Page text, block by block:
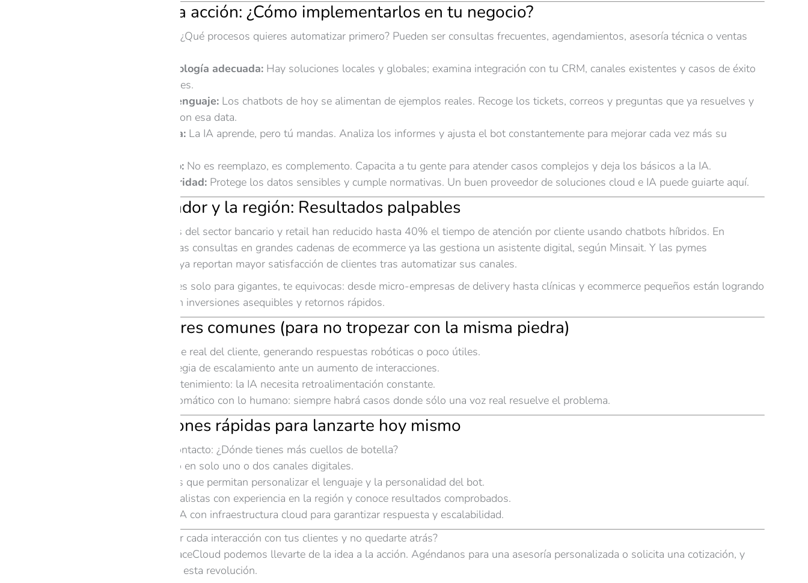
De la duda a la acción: ¿Cómo implementarlos en tu negocio?
¿Qué procesos quieres automatizar primero? Pueden ser consultas frecuentes, agendamientos, asesoría técnica o ventas
Selecciona la tecnología adecuada: Hay soluciones locales y globales; examina integración con tu CRM, canales existentes y casos de éxito
en industrias similares.
Entrenamiento y lenguaje: Los chatbots de hoy se alimentan de ejemplos reales. Recoge los tickets, correos y preguntas que ya resuelves y
entrena el sistema con esa data.
Monitorea y mejora: La IA aprende, pero tú mandas. Analiza los informes y ajusta el bot constantemente para mejorar cada vez más su
Integra a tu equipo: No es reemplazo, es complemento. Capacita a tu gente para atender casos complejos y deja los básicos a la IA.
No olvides la seguridad: Protege los datos sensibles y cumple normativas. Un buen proveedor de soluciones cloud e IA puede guiarte aquí.
Casos en Ecuador y la región: Resultados palpables
Empresas ecuatorianas del sector bancario y retail han reducido hasta 40% el tiempo de atención por cliente usando chatbots híbridos. En
Colombia, el 68% de las consultas en grandes cadenas de ecommerce ya las gestiona un asistente digital, según Minsait. Y las pymes
tecnológicas de Quito ya reportan mayor satisfacción de clientes tras automatizar sus canales.
Y si piensas que esto es solo para gigantes, te equivocas: desde micro-empresas de delivery hasta clínicas y ecommerce pequeños están logrando
mejores resultados con inversiones asequibles y retornos rápidos.
Riesgos y errores comunes (para no tropezar con la misma piedra)
Descuidar el lenguaje real del cliente, generando respuestas robóticas o poco útiles.
No tener una estrategia de escalamiento ante un aumento de interacciones.
Dejar el bot sin mantenimiento: la IA necesita retroalimentación constante.
No balancear lo automático con lo humano: siempre habrá casos donde sólo una voz real resuelve el problema.
Recomendaciones rápidas para lanzarte hoy mismo
Evalúa tu flujo de contacto: ¿Dónde tienes más cuellos de botella?
Haz un piloto rápido en solo uno o dos canales digitales.
Escoge herramientas que permitan personalizar el lenguaje y la personalidad del bot.
Consulta con especialistas con experiencia en la región y conoce resultados comprobados.
Considera fusionar IA con infraestructura cloud para garantizar respuesta y escalabilidad.
¿Listo para transformar cada interacción con tus clientes y no quedarte atrás?
Descubre cómo en SpaceCloud podemos llevarte de la idea a la acción. Agéndanos para una asesoría personalizada o solicita una cotización, y
sumemos tu negocio a esta revolución.